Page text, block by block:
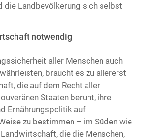
die Landbevölkerung sich selbst
notwendig
aller Menschen auch
braucht es zu allererst
die auf dem Recht aller
Staaten beruht, ihre
Ernährungspolitik auf
zu bestimmen – im Süden wie
die die Menschen,